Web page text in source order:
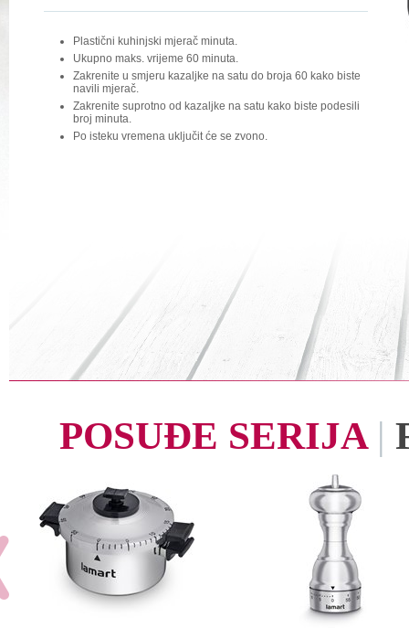
Plastični kuhinjski mjerač minuta.
Ukupno maks. vrijeme 60 minuta.
Zakrenite u smjeru kazaljke na satu do broja 60 kako biste
navili mjerač.
Zakrenite suprotno od kazaljke na satu kako biste podesili
broj minuta.
Po isteku vremena uključit će se zvono.
POSUĐE SERIJA |